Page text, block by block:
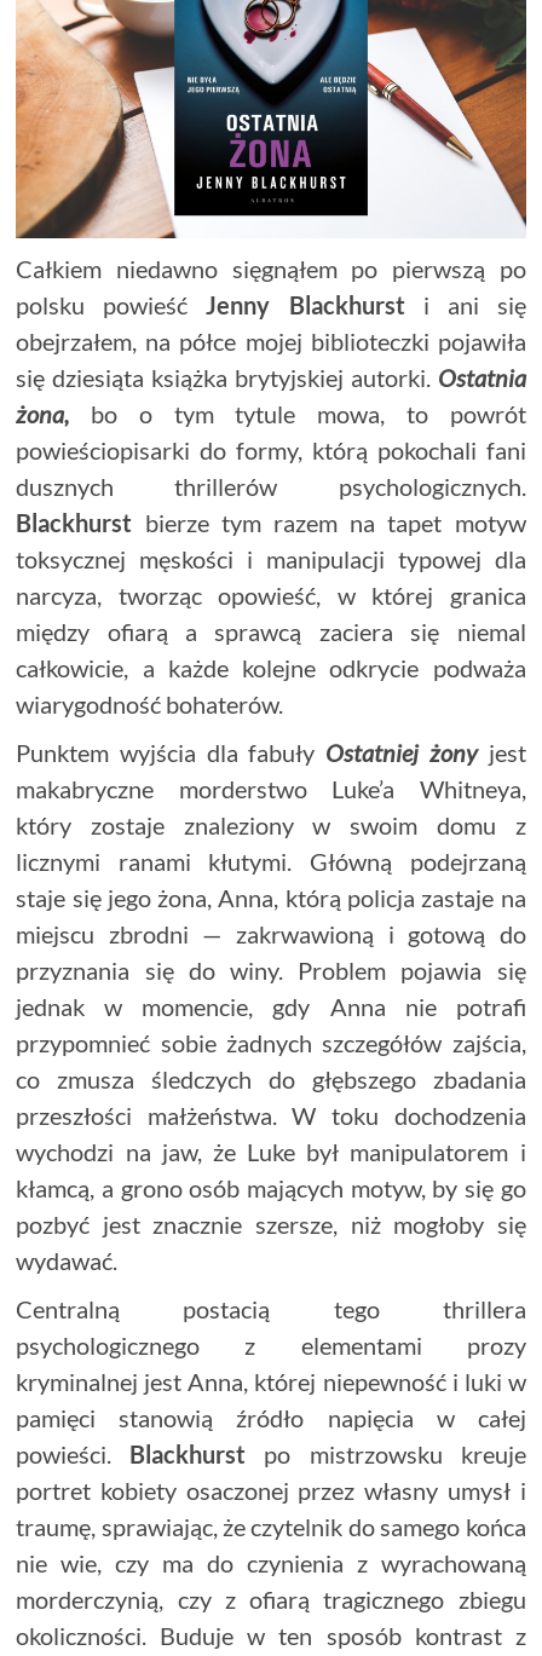
Całkiem niedawno sięgnąłem po pierwszą po
polsku powieśćJenny Blackhurst i ani się
obejrzałem, na półce mojej biblioteczki pojawiła
się dziesiąta książka brytyjskiej autorki. Ostatnia
żona, bo o tym tytule mowa, to powrót
powieściopisarki do formy, którą pokochali fani
dusznych thrillerów psychologicznych.
Blackhurst bierze tym razem na tapet motyw
toksycznej męskości i manipulacji typowej dla
narcyza, tworząc opowieść, w której granica
między ofiarą a sprawcą zaciera się niemal
całkowicie, a każde kolejne odkrycie podważa
wiarygodność bohaterów.
Punktem wyjścia dla fabuły Ostatniej żonyjest
makabryczne morderstwo Luke’a Whitneya,
który zostaje znaleziony w swoim domu z
licznymi ranami kłutymi. Główną podejrzaną
staje się jego żona, Anna, którą policja zastaje na
miejscu zbrodni — zakrwawioną i gotową do
przyznania się do winy. Problem pojawia się
jednak w momencie, gdy Anna nie potrafi
przypomnieć sobie żadnych szczegółów zajścia,
co zmusza śledczych do głębszego zbadania
przeszłości małżeństwa. W toku dochodzenia
wychodzi na jaw, że Luke był manipulatorem i
kłamcą, a grono osób mających motyw, by się go
pozbyć jest znacznie szersze, niż mogłoby się
wydawać.
Centralną postacią tego thrillera
psychologicznego z elementami prozy
kryminalnej jest Anna, której niepewność i luki w
pamięci stanowią źródło napięcia w całej
powieści. Blackhurst po mistrzowsku kreuje
portret kobiety osaczonej przez własny umysł i
traumę, sprawiając, że czytelnik do samego końca
nie wie, czy ma do czynienia z wyrachowaną
morderczynią, czy z ofiarą tragicznego zbiegu
okoliczności. Buduje w ten sposób kontrast z